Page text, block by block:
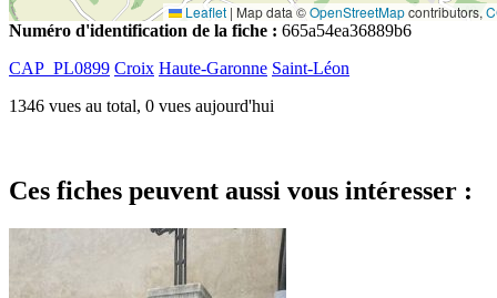
Leaflet | Map data ©OpenStreetMapcontributors,
Numéro d'identification de la fiche : 665a54ea36889b6
CAP_PL0899 Croix Haute-Garonne Saint-Léon
1346 vues au total, 0 vues aujourd'hui
Ces fiches peuvent aussi vous intéresser :